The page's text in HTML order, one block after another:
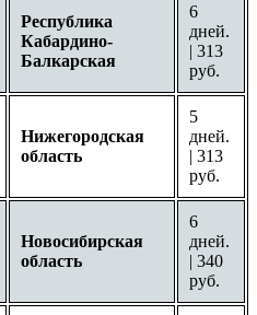
Республика
Кабардино-
Балкарская
6
дней.
| 313
руб.
Нижегородская
область
5
дней.
| 313
руб.
Новосибирская
область
6
дней.
| 340
руб.